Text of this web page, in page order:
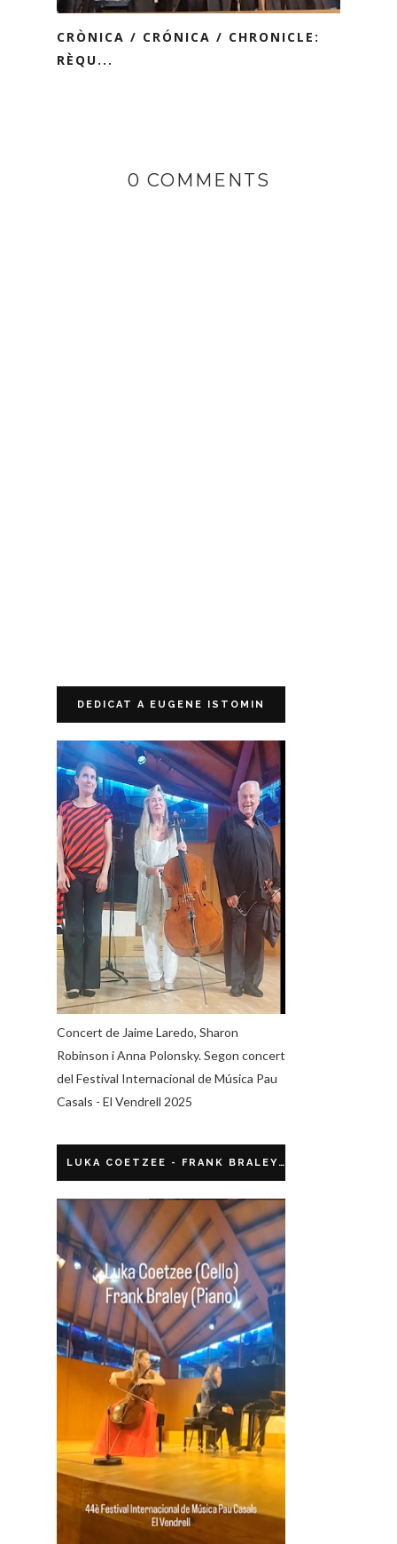
CRÒNICA / CRÓNICA / CHRONICLE:
RÈQU...
0 COMMENTS
DEDICAT A EUGENE ISTOMIN
Concert de Jaime Laredo, Sharon
Robinson i Anna Polonsky. Segon concert
del Festival Internacional de Música Pau
Casals - El Vendrell 2025
LUKA COETZEE - FRANK BRALEY